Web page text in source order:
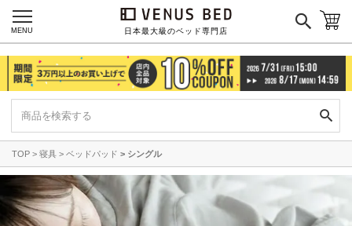
日本最大級のベッド専門店
MENU
TOP 寝具 ベッドパッド シングル